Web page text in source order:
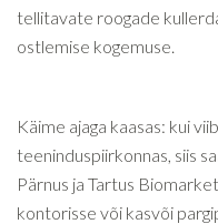
tellitavate roogade
ostlemise kogemuse.
Käime ajaga kaasas: kui
teeninduspiirkonnas, siis
Pärnus ja Tartus
kontorisse või kasvõi